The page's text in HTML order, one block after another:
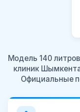
Модель 140
клиник
Официальные